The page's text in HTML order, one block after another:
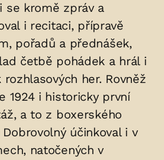
se kromě zpráv a
i recitaci, přípravě
pořadů a přednášek,
četbě pohádek a hrál i
her. Rovněž
1924 i historicky první
a to z boxerského
účinkoval i v
natočených v